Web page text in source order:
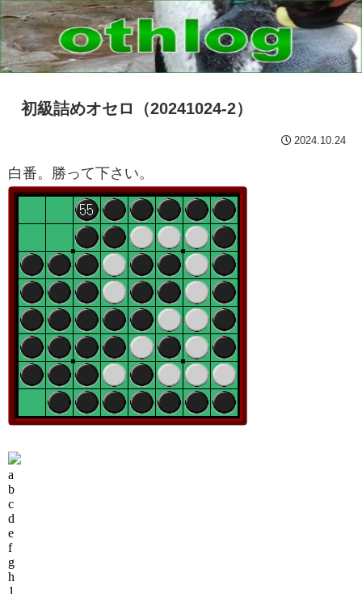
初級詰めオセロ（20241024-2）
2024.10.24
白番。勝って下さい。